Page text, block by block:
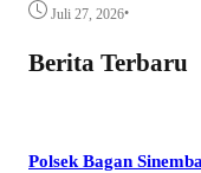
Juli 27, 2026•
Berita Terbaru
Polsek Bagan